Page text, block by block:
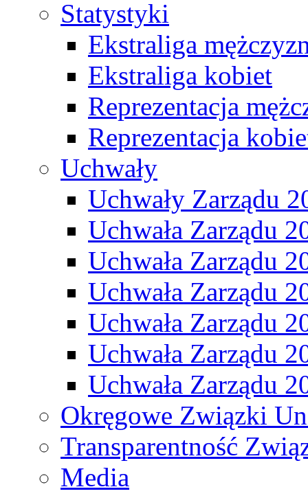
Statystyki
Ekstraliga
Ekstraliga kobiet
Reprezentacja
Reprezentacja
Uchwały
Uchwały Zarządu
Uchwała Zarządu
Uchwała Zarządu
Uchwała Zarządu
Uchwała Zarządu
Uchwała Zarządu
Uchwała Zarządu
Okręgowe Związki
Transparentność
Media